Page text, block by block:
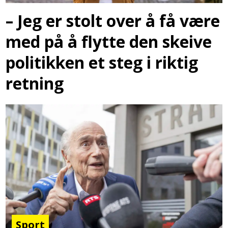
– Jeg er stolt over å få være
med på å flytte den skeive
politikken et steg i riktig
retning
Sport